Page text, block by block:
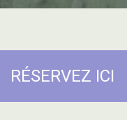
RÉSERVEZ ICI